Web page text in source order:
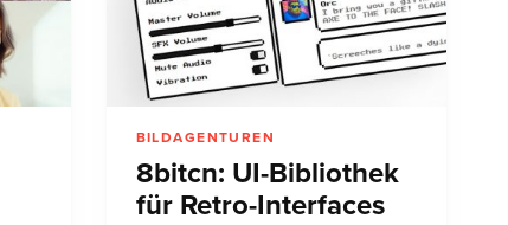
BILDAGENTUREN
8bitcn: UI-Bibliothek
für Retro-Interfaces